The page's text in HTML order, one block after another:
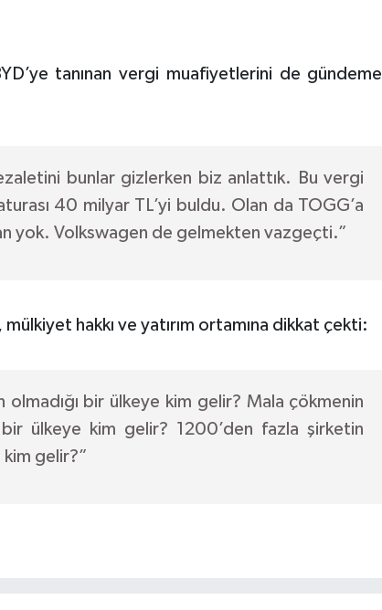
tanınan vergi muafiyetlerini de gündeme
bunlar gizlerken biz anlattık. Bu vergi
40 milyar TL’yi buldu. Olan da TOGG’a
yok. Volkswagen de gelmekten vazgeçti.”
hakkı ve yatırım ortamına dikkat çekti:
olmadığı bir ülkeye kim gelir? Mala çökmenin
ülkeye kim gelir? 1200’den fazla şirketin
gelir?”